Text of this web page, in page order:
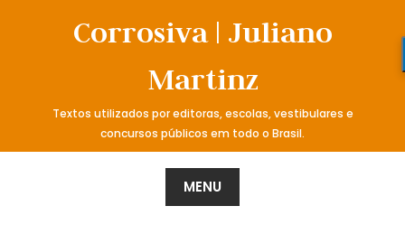
Corrosiva | Juliano
Martinz
Textos utilizados por editoras, escolas, vestibulares e
concursos públicos em todo o Brasil.
MENU